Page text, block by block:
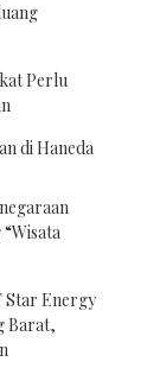
Perlu
di Haneda
Star Energy
Barat,